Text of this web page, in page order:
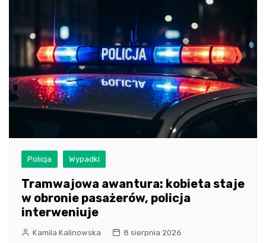
Policja Wypadki
Tramwajowa awantura: kobieta staje
w obronie pasażerów, policja
interweniuje
Kamila Kalinowska 8 sierpnia 2026